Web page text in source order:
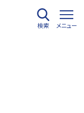
検索 メニュー